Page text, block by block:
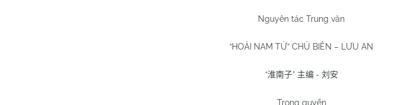
Nguyên tác Trung văn
“HOÀI NAM TỬ” CHỦ BIÊN – LƯU AN
“淮南子” 主编 - 刘安
Trong quyển